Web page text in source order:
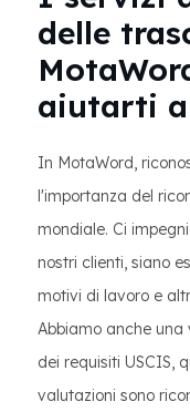
delle
aiutarti a
In MotaWord,
l'importanza del
mondiale. Ci
nostri clienti, siano
motivi di lavoro e
Abbiamo anche
dei requisiti USCIS,
valutazioni sono